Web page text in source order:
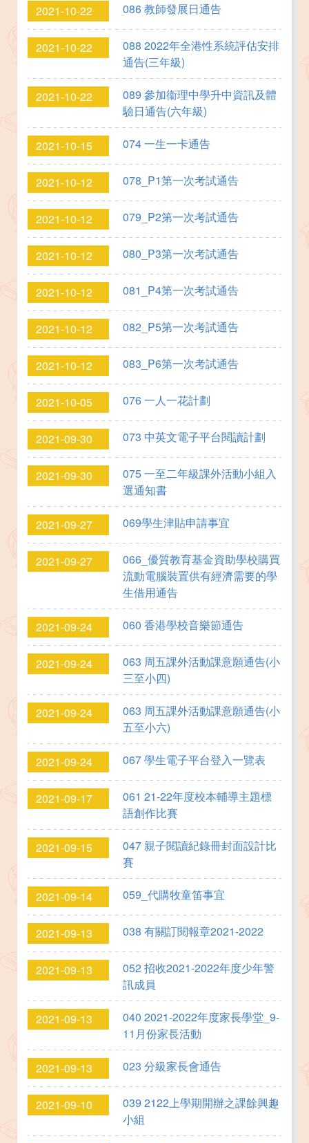
2021-10-22 086 教師發展日通告
2021-10-22
088 2022年全港性系統評估安排
通告(三年級)
2021-10-22
089 參加衞理中學升中資訊及體
驗日通告(六年級)
2021-10-15 074 一生一卡通告
2021-10-12 078_P1第一次考試通告
2021-10-12 079_P2第一次考試通告
2021-10-12 080_P3第一次考試通告
2021-10-12 081_P4第一次考試通告
2021-10-12 082_P5第一次考試通告
2021-10-12 083_P6第一次考試通告
2021-10-05 076 一人一花計劃
2021-09-30 073 中英文電子平台閱讀計劃
2021-09-30
075 一至二年級課外活動小組入
選通知書
2021-09-27 069學生津貼申請事宜
2021-09-27
066_優質教育基金資助學校購買
流動電腦裝置供有經濟需要的學
生借用通告
2021-09-24 060 香港學校音樂節通告
2021-09-24
063 周五課外活動課意願通告(小
三至小四)
2021-09-24
063 周五課外活動課意願通告(小
五至小六)
2021-09-24 067 學生電子平台登入一覽表
2021-09-17
061 21-22年度校本輔導主題標
語創作比賽
2021-09-15
047 親子閱讀紀錄冊封面設計比
賽
2021-09-14 059_代購牧童笛事宜
2021-09-13 038 有關訂閱報章2021-2022
2021-09-13
052 招收2021-2022年度少年警
訊成員
2021-09-13
040 2021-2022年度家長學堂_9-
11月份家長活動
2021-09-13 023 分級家長會通告
2021-09-10
039 2122上學期開辦之課餘興趣
小組